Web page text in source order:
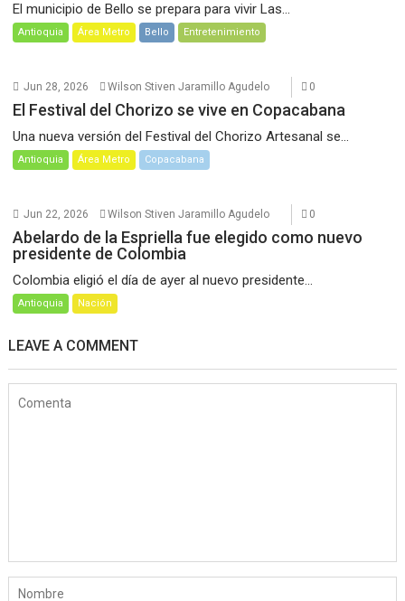
El municipio de Bello se prepara para vivir Las...
Antioquia Área Metro Bello Entretenimiento
Jun 28, 2026 Wilson Stiven Jaramillo Agudelo 0
El Festival del Chorizo se vive en Copacabana
Una nueva versión del Festival del Chorizo Artesanal se...
Antioquia Área Metro Copacabana
Jun 22, 2026 Wilson Stiven Jaramillo Agudelo 0
Abelardo de la Espriella fue elegido como nuevo
presidente de Colombia
Colombia eligió el día de ayer al nuevo presidente...
Antioquia Nación
LEAVE A COMMENT